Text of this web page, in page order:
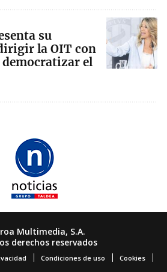
su
la OIT con
el
Multimedia, S.A.
derechos reservados
Condiciones de uso Cookies